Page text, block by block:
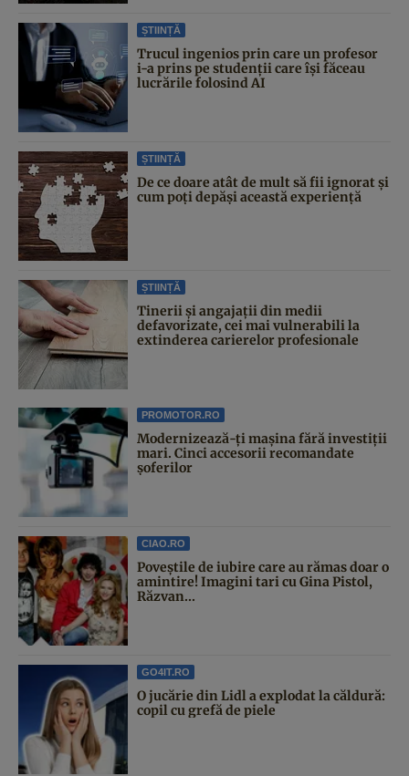
ȘTIINȚĂ
Trucul ingenios prin care un profesor
i-a prins pe studenții care își făceau
lucrările folosind AI
ȘTIINȚĂ
De ce doare atât de mult să fii ignorat și
cum poți depăși această experiență
ȘTIINȚĂ
Tinerii și angajații din medii
defavorizate, cei mai vulnerabili la
extinderea carierelor profesionale
PROMOTOR.RO
Modernizează-ți mașina fără investiții
mari. Cinci accesorii recomandate
șoferilor
CIAO.RO
Poveştile de iubire care au rămas doar o
amintire! Imagini tari cu Gina Pistol,
Răzvan...
GO4IT.RO
O jucărie din Lidl a explodat la căldură:
copil cu grefă de piele